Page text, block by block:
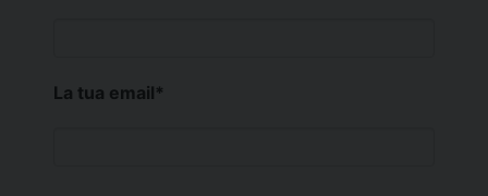
La tua email*